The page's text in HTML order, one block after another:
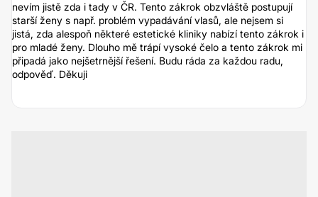
nevím jistě zda i tady v ČR. Tento zákrok obzvláště postupují
starší ženy s např. problém vypadávání vlasů, ale nejsem si
jistá, zda alespoň některé estetické kliniky nabízí tento zákrok i
pro mladé ženy. Dlouho mě trápí vysoké čelo a tento zákrok mi
připadá jako nejšetrnější řešení. Budu ráda za každou radu,
odpověď. Děkuji